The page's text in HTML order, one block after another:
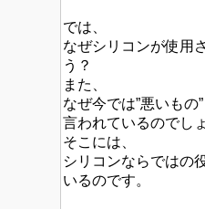
では、
なぜシリコンが使用
う？
また、
なぜ今では”悪いもの”
言われているのでし
そこには、
シリコンならではの
いるのです。